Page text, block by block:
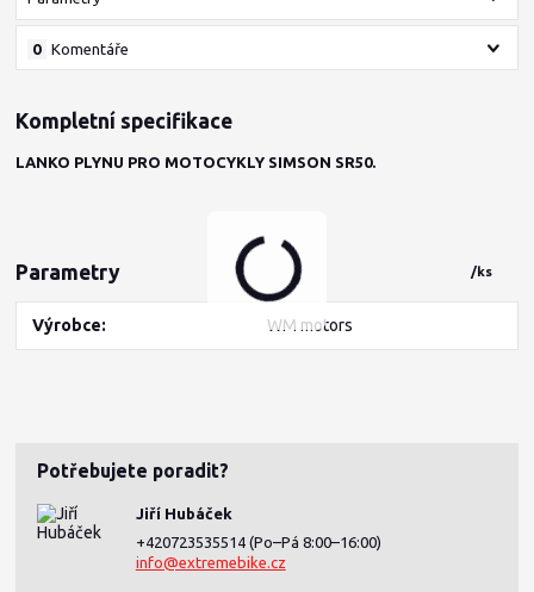
/ks
Komentáře
0
Kompletní specifikace
LANKO PLYNU PRO MOTOCYKLY SIMSON SR50.
Parametry
Výrobce WM motors
Potřebujete poradit?
Jiří Hubáček
+420723535514 (Po–Pá 8:00–16:00)
info@extremebike.cz